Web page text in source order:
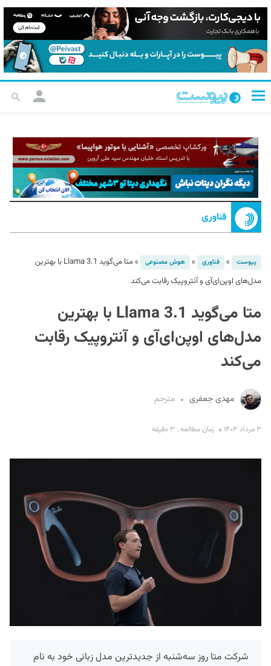
فناوری
پیوست » فناوری » هوش مصنوعی »
متا می‌گوید Llama 3.1 با بهترین
مدل‌های اوپن‌ای‌آی و آنتروپیک رقابت می‌کند
متا می‌گوید Llama 3.1 با بهترین
مدل‌های اوپن‌ای‌آی و آنتروپیک رقابت
می‌کند
مهدی جعفری مترجم
۳ مرداد ۱۴۰۳ زمان مطالعه : ۳ دقیقه
شرکت متا روز سه‌شنبه از جدید‌ترین مدل زبانی خود به نام